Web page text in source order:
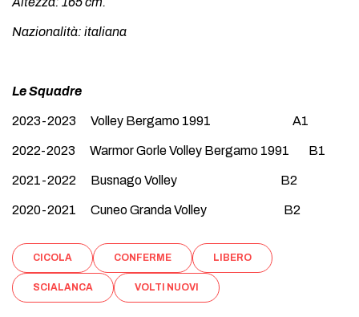
Nazionalità: italiana
Le Squadre
2023-2023 Volley Bergamo 1991 A1
2022-2023 Warmor Gorle Volley Bergamo 1991 B1
2021-2022 Busnago Volley B2
2020-2021 Cuneo Granda Volley B2
CICOLA CONFERME LIBERO
SCIALANCA VOLTI NUOVI